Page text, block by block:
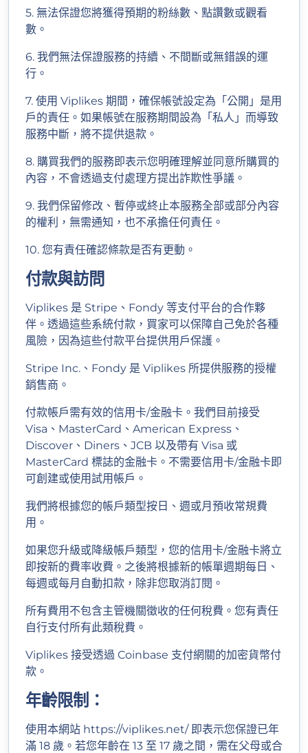
5. 無法保證您將獲得預期的粉絲數、點讚數或觀看
數。
6. 我們無法保證服務的持續、不間斷或無錯誤的運
行。
7. 使用 Viplikes 期間，確保帳號設定為「公開」是用
戶的責任。如果帳號在服務期間設為「私人」而導致
服務中斷，將不提供退款。
8. 購買我們的服務即表示您明確理解並同意所購買的
內容，不會透過支付處理方提出詐欺性爭議。
9. 我們保留修改、暫停或終止本服務全部或部分內容
的權利，無需通知，也不承擔任何責任。
10. 您有責任確認條款是否有更動。
付款與訪問
Viplikes 是 Stripe、Fondy 等支付平台的合作夥
伴。透過這些系統付款，買家可以保障自己免於各種
風險，因為這些付款平台提供用戶保護。
Stripe Inc.、Fondy 是 Viplikes 所提供服務的授權
銷售商。
付款帳戶需有效的信用卡/金融卡。我們目前接受
Visa、MasterCard、American Express、
Discover、Diners、JCB 以及帶有 Visa 或
MasterCard 標誌的金融卡。不需要信用卡/金融卡即
可創建或使用試用帳戶。
我們將根據您的帳戶類型按日、週或月預收常規費
用。
如果您升級或降級帳戶類型，您的信用卡/金融卡將立
即按新的費率收費。之後將根據新的帳單週期每日、
每週或每月自動扣款，除非您取消訂閱。
所有費用不包含主管機關徵收的任何稅費。您有責任
自行支付所有此類稅費。
Viplikes 接受透過 Coinbase 支付網關的加密貨幣付
款。
年齡限制：
使用本網站 https://viplikes.net/即表示您保證已年
滿 18 歲。若您年齡在 13 至 17 歲之間，需在父母或合